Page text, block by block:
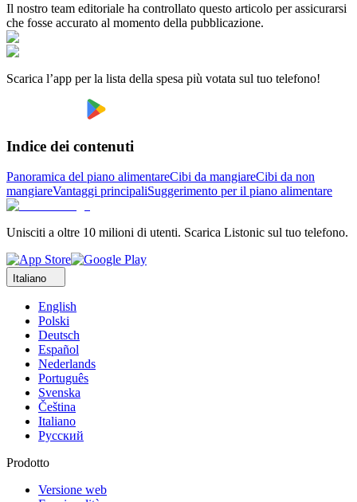
Il nostro team editoriale ha controllato questo articolo per assicurarsi
che fosse accurato al momento della pubblicazione.
Scarica l’app per la lista della spesa più votata sul tuo telefono!
Indice dei contenuti
Panoramica del piano alimentareCibi da mangiareCibi da non
mangiareVantaggi principaliSuggerimento per il piano alimentare
Unisciti a oltre 10 milioni di utenti. Scarica Listonic sul tuo telefono.
Italiano
English
Polski
Deutsch
Español
Nederlands
Português
Svenska
Čeština
Italiano
Русский
Prodotto
Versione web